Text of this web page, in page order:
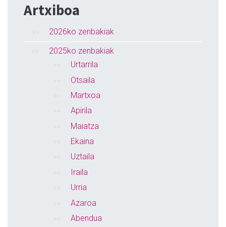
Artxiboa
2026ko zenbakiak
2025ko zenbakiak
Urtarrila
Otsaila
Martxoa
Apirila
Maiatza
Ekaina
Uztaila
Iraila
Urria
Azaroa
Abendua